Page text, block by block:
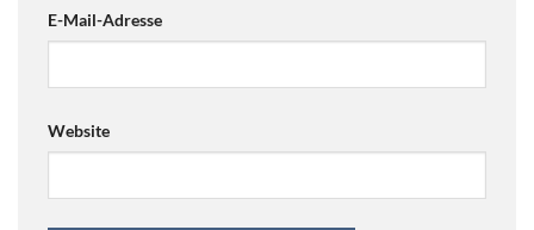
E-Mail-Adresse
Website